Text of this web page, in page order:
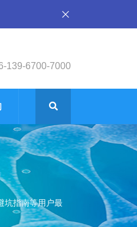
139-6700-7000
坑指南等用户最